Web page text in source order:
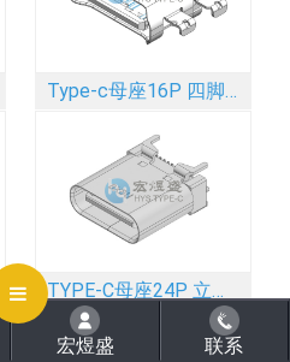
Type-c母座16P 四脚插板SMT 带弹 沉板 1.83mm 6.45L
TYPE-C母座24P 立式四脚插板SMT 带柱 9.0L
宏煜盛 联系